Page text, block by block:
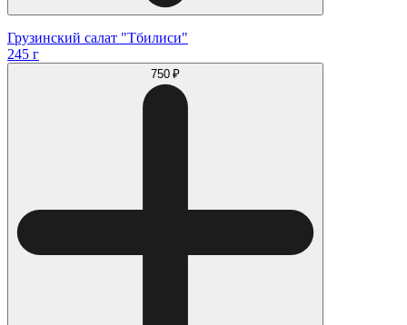
Грузинский салат "Тбилиси"
245 г
750 ₽